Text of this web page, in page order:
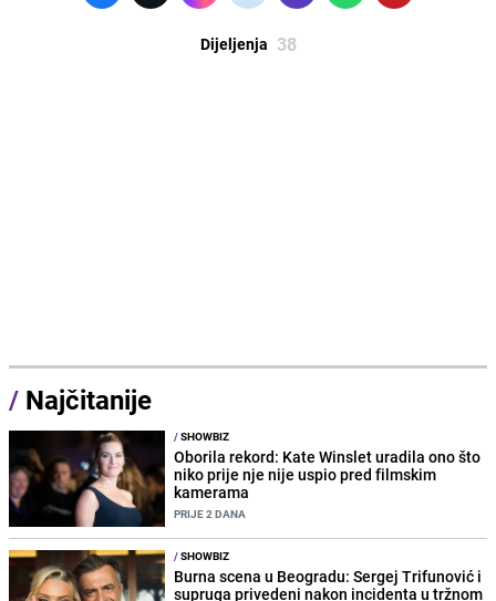
Dijeljenja 38
/ Najčitanije
/SHOWBIZ
Oborila rekord: Kate Winslet uradila ono što
niko prije nje nije uspio pred filmskim
kamerama
PRIJE 2 DANA
/SHOWBIZ
Burna scena u Beogradu: Sergej Trifunović i
supruga privedeni nakon incidenta u tržnom